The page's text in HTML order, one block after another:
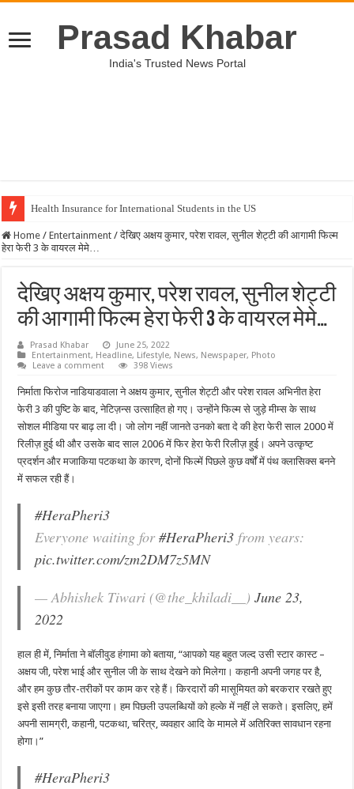
Prasad Khabar
India's Trusted News Portal
Health Insurance for International Students in the US
Home / Entertainment / देखिए अक्षय कुमार, परेश रावल, सुनील शेट्टी की आगामी फिल्म
हेरा फेरी 3 के वायरल मेमे…
देखिए अक्षय कुमार, परेश रावल, सुनील शेट्टी
की आगामी फिल्म हेरा फेरी 3 के वायरल मेमे…
Prasad Khabar
June 25, 2022
Entertainment, Headline, Lifestyle, News, Newspaper, Photo
Leave a comment
398 Views
निर्माता फिरोज नाडियाडवाला ने अक्षय कुमार, सुनील शेट्टी और परेश रावल अभिनीत हेरा
फेरी 3 की पुष्टि के बाद, नेटिज़न्स उत्साहित हो गए। उन्होंने फिल्म से जुड़े मीम्स के साथ
सोशल मीडिया पर बाढ़ ला दी। जो लोग नहीं जानते उनको बता दे की हेरा फेरी साल 2000 में
रिलीज़ हुई थी और उसके बाद साल 2006 में फिर हेरा फेरी रिलीज़ हुई। अपने उत्कृष्ट
प्रदर्शन और मजाकिया पटकथा के कारण, दोनों फिल्में पिछले कुछ वर्षों में पंथ क्लासिक्स बनने
में सफल रही हैं।
#HeraPheri3
Everyone waiting for#HeraPheri3 from years:
pic.twitter.com/zm2DM7z5MN
— Abhishek Tiwari (@the_khiladi__)June 23,
2022
हाल ही में, निर्माता ने बॉलीवुड हंगामा को बताया, “आपको यह बहुत जल्द उसी स्टार कास्ट –
अक्षय जी, परेश भाई और सुनील जी के साथ देखने को मिलेगा। कहानी अपनी जगह पर है,
और हम कुछ तौर-तरीकों पर काम कर रहे हैं। किरदारों की मासूमियत को बरकरार रखते हुए
इसे इसी तरह बनाया जाएगा। हम पिछली उपलब्धियों को हल्के में नहीं ले सकते। इसलिए, हमें
अपनी सामग्री, कहानी, पटकथा, चरित्र, व्यवहार आदि के मामले में अतिरिक्त सावधान रहना
होगा।”
#HeraPheri3